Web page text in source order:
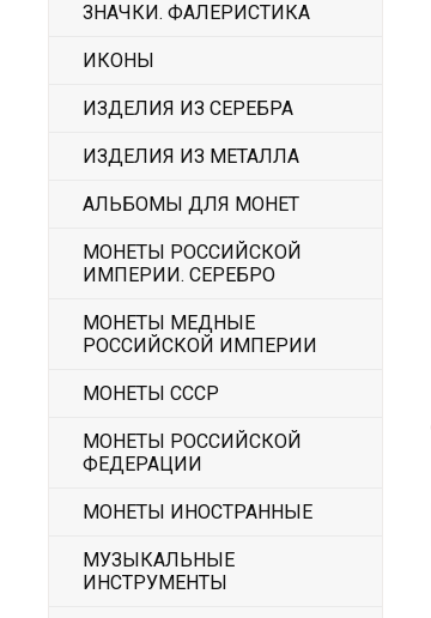
ЗНАЧКИ. ФАЛЕРИСТИКА
ИКОНЫ
ИЗДЕЛИЯ ИЗ СЕРЕБРА
ИЗДЕЛИЯ ИЗ МЕТАЛЛА
АЛЬБОМЫ ДЛЯ МОНЕТ
МОНЕТЫ РОССИЙСКОЙ
ИМПЕРИИ. СЕРЕБРО
МОНЕТЫ МЕДНЫЕ
РОССИЙСКОЙ ИМПЕРИИ
МОНЕТЫ СССР
МОНЕТЫ РОССИЙСКОЙ
ФЕДЕРАЦИИ
МОНЕТЫ ИНОСТРАННЫЕ
МУЗЫКАЛЬНЫЕ
ИНСТРУМЕНТЫ